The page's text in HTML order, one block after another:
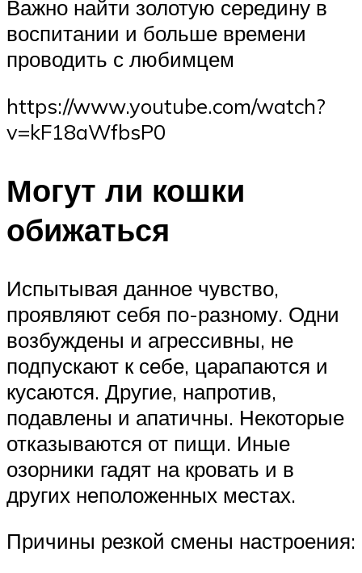
Важно найти золотую середину в
воспитании и больше времени
проводить с любимцем
https://www.youtube.com/watch?
v=kF18aWfbsP0
Могут ли кошки
обижаться
Испытывая данное чувство,
проявляют себя по-разному. Одни
возбуждены и агрессивны, не
подпускают к себе, царапаются и
кусаются. Другие, напротив,
подавлены и апатичны. Некоторые
отказываются от пищи. Иные
озорники гадят на кровать и в
других неположенных местах.
Причины резкой смены настроения: